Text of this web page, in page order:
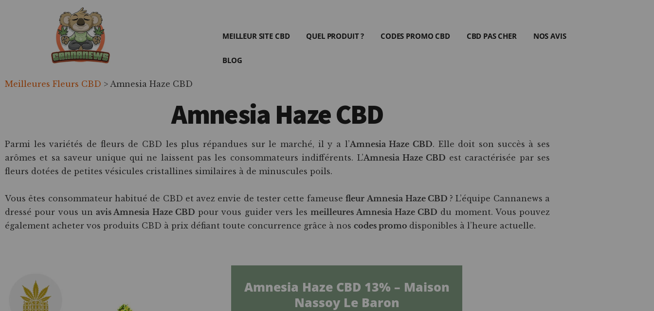
Cannanews.fr
MEILLEUR SITE CBD QUEL PRODUIT ? CODES PROMO CBD CBD PAS CHER NOS AVIS
BLOG
Meilleures Fleurs CBD > Amnesia Haze CBD
Amnesia Haze CBD
Parmi les variétés de fleurs de CBD les plus répandues sur le marché, il y a l’Amnesia Haze CBD. Elle doit son succès à ses
arômes et sa saveur unique qui ne laissent pas les consommateurs indifférents. L’Amnesia Haze CBD est caractérisée par ses
fleurs dotées de petites vésicules cristallines similaires à de minuscules poils.
Vous êtes consommateur habitué de CBD et avez envie de tester cette fameuse fleur Amnesia Haze CBD ? L’équipe Cannanews a
dressé pour vous un avis Amnesia Haze CBD pour vous guider vers lesmeilleures Amnesia Haze CBD du moment. Vous pouvez
également acheter vos produits CBD à prix défiant toute concurrence grâce à nos codes promo disponibles à l’heure actuelle.
Amnesia Haze CBD 13% – Maison
Nassoy Le Baron